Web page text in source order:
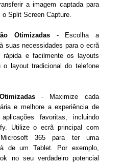
a imagem captada para
Split Screen Capture.
Otimizadas - Escolha a
suas necessidades para o ecrã
rápida e facilmente os layouts
layout tradicional do telefone
- Maximize cada
e melhore a experiência de
favoritas, incluindo
Utilize o ecrã principal com
365 para ter uma
de um Tablet. Por exemplo,
no seu verdadeiro potencial